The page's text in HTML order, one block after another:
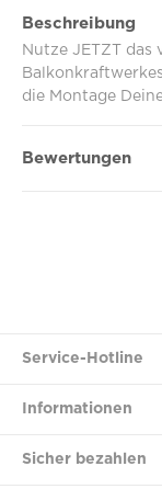
Beschreibung
Nutze JETZT das
die Montage
Bewertungen
Service-Hotline
Informationen
Sicher bezahlen